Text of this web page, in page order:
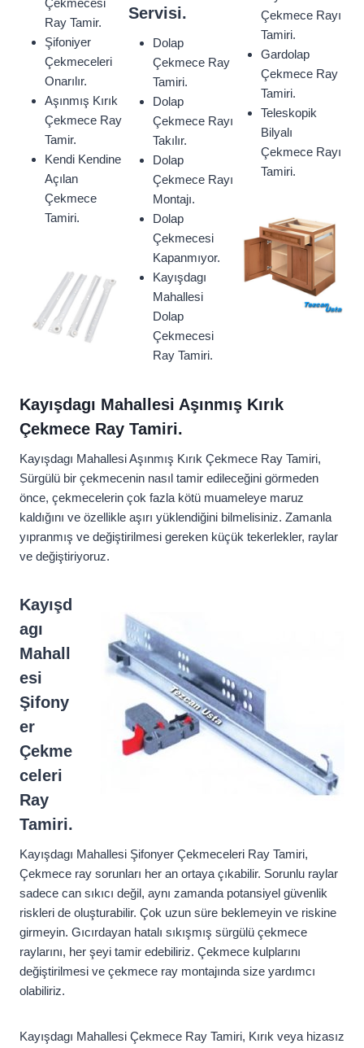
Çekmecesi
Ray Tamir.
Şifoniyer
Çekmeceleri
Onarılır.
Aşınmış Kırık
Çekmece Ray
Tamir.
Kendi Kendine
Açılan
Çekmece
Tamiri.
Servisi.
Dolap
Çekmece Ray
Tamiri.
Dolap
Çekmece Rayı
Takılır.
Dolap
Çekmece Rayı
Montajı.
Dolap
Çekmecesi
Kapanmıyor.
Kayışdagı
Mahallesi
Dolap
Çekmecesi
Ray Tamiri.
Çekmece Rayı
Tamiri.
Gardolap
Çekmece Ray
Tamiri.
Teleskopik
Bilyalı
Çekmece Rayı
Tamiri.
Kayışdagı Mahallesi Aşınmış Kırık
Çekmece Ray Tamiri.
Kayışdagı Mahallesi Aşınmış Kırık Çekmece Ray Tamiri,
Sürgülü bir çekmecenin nasıl tamir edileceğini görmeden
önce, çekmecelerin çok fazla kötü muameleye maruz
kaldığını ve özellikle aşırı yüklendiğini bilmelisiniz. Zamanla
yıpranmış ve değiştirilmesi gereken küçük tekerlekler, raylar
ve değiştiriyoruz.
Kayışd
agı
Mahall
esi
Şifony
er
Çekme
celeri
Ray
Tamiri.
Kayışdagı Mahallesi Şifonyer Çekmeceleri Ray Tamiri,
Çekmece ray sorunları her an ortaya çıkabilir. Sorunlu raylar
sadece can sıkıcı değil, aynı zamanda potansiyel güvenlik
riskleri de oluşturabilir. Çok uzun süre beklemeyin ve riskine
girmeyin. Gıcırdayan hatalı sıkışmış sürgülü çekmece
raylarını, her şeyi tamir edebiliriz. Çekmece kulplarını
değiştirilmesi ve çekmece ray montajında size yardımcı
olabiliriz.
Kayışdagı Mahallesi Çekmece Ray Tamiri, Kırık veya hizasız